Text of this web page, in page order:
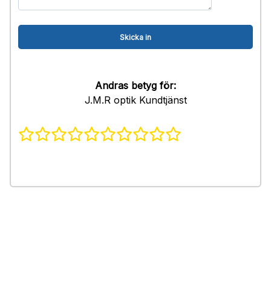
Andras betyg för:
J.M.R optik Kundtjänst